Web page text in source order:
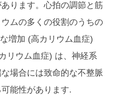
ります。心拍の調節と筋
ムの多くの役割のうちの
増加 (高カリウム血症)
リウム血症) は、神経系
場合には致命的な不整脈
能性があります.